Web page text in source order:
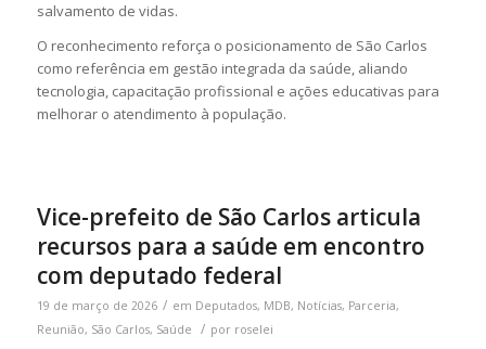
salvamento de vidas.
O reconhecimento reforça o posicionamento de São Carlos
como referência em gestão integrada da saúde, aliando
tecnologia, capacitação profissional e ações educativas para
melhorar o atendimento à população.
Vice-prefeito de São Carlos articula
recursos para a saúde em encontro
com deputado federal
19 de março de 2026 / em Deputados, MDB, Notícias, Parceria,
Reunião, São Carlos, Saúde / por roselei